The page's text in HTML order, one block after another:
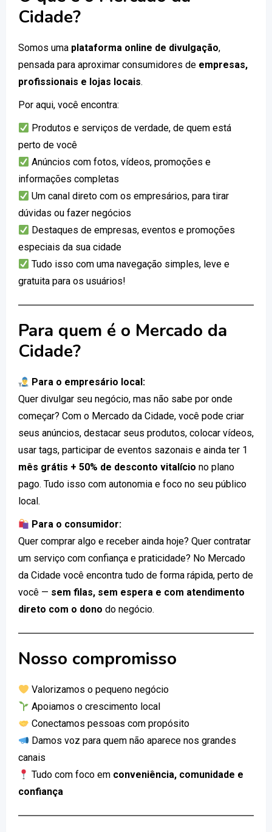
Cidade?
Somos uma plataforma online de divulgação,
pensada para aproximar consumidores de empresas,
profissionais e lojas locais.
Por aqui, você encontra:
Produtos e serviços de verdade, de quem está
perto de você
Anúncios com fotos, vídeos, promoções e
informações completas
Um canal direto com os empresários, para tirar
dúvidas ou fazer negócios
Destaques de empresas, eventos e promoções
especiais da sua cidade
Tudo isso com uma navegação simples, leve e
gratuita para os usuários!
Para quem é o Mercado da
Cidade?
Para o empresário local:
Quer divulgar seu negócio, mas não sabe por onde
começar? Com o Mercado da Cidade, você pode criar
seus anúncios, destacar seus produtos, colocar vídeos,
usar tags, participar de eventos sazonais e ainda ter 1
mês grátis + 50% de desconto vitalício no plano
pago. Tudo isso com autonomia e foco no seu público
local.
Para o consumidor:
Quer comprar algo e receber ainda hoje? Quer contratar
um serviço com confiança e praticidade? No Mercado
da Cidade você encontra tudo de forma rápida, perto de
você — sem filas, sem espera e com atendimento
direto com o dono do negócio.
Nosso compromisso
Valorizamos o pequeno negócio
Apoiamos o crescimento local
Conectamos pessoas com propósito
Damos voz para quem não aparece nos grandes
canais
Tudo com foco em conveniência, comunidade e
confiança